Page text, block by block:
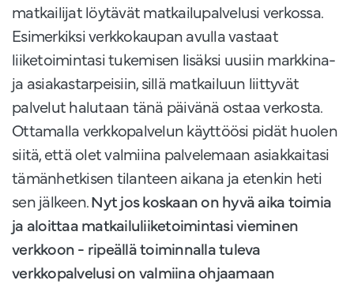
matkailijat löytävät matkailupalvelusi verkossa.
Esimerkiksi verkkokaupan avulla vastaat
liiketoimintasi tukemisen lisäksi uusiin markkina-
ja asiakastarpeisiin, sillä matkailuun liittyvät
palvelut halutaan tänä päivänä ostaa verkosta.
Ottamalla verkkopalvelun käyttöösi pidät huolen
siitä, että olet valmiina palvelemaan asiakkaitasi
tämänhetkisen tilanteen aikana ja etenkin heti
sen jälkeen.Nyt jos koskaan on hyvä aika toimia
ja aloittaa matkailuliiketoimintasi vieminen
verkkoon - ripeällä toiminnalla tuleva
verkkopalvelusi on valmiina ohjaamaan